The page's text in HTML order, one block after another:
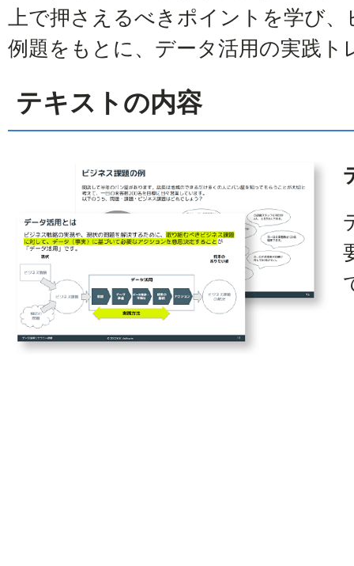
上で押さえるべきポイントを学び
例題をもとに、データ活用の実践ト
テキストの内容